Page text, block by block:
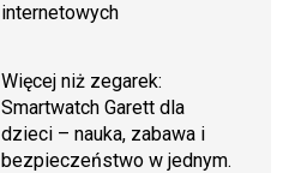
internetowych
Więcej niż zegarek:
Smartwatch Garett dla
dzieci – nauka, zabawa i
bezpieczeństwo w jednym.